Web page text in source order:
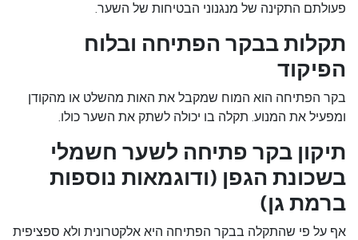
פעולתם התקינה של מנגנוני הבטיחות של השער.
תקלות בבקר הפתיחה ובלוח
הפיקוד
בקר הפתיחה הוא המוח שמקבל את האות מהשלט או מהקודן
ומפעיל את המנוע. תקלה בו יכולה לשתק את השער כולו.
תיקון בקר פתיחה לשער חשמלי
בשכונת הגפן (ודוגמאות נוספות
ברמת גן)
אף על פי שהתקלה בבקר הפתיחה היא אלקטרונית ולא ספציפית